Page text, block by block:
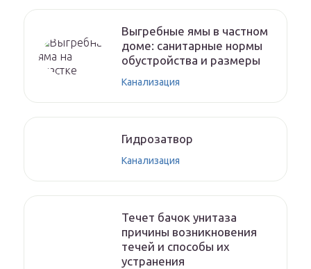
Выгребные ямы в частном
доме: санитарные нормы
обустройства и размеры
Канализация
Гидрозатвор
Канализация
Течет бачок унитаза
причины возникновения
течей и способы их
устранения